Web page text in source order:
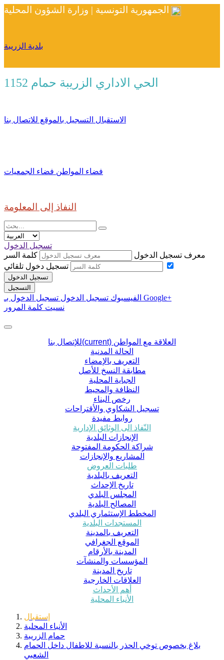
الجمهورية التونسية | وزارة الشؤون المحلية
بلدية الزريبة
الحي الاداري الزريبة حمام 1152
الاستقبال التسجيل بالموقع للاتصال بنا
فضاء المواطن فضاء الجمعيات
النفاذ إلى المعلومة
تسجيل الدخول
معرف تسجيل الدخول
كلمة السر
تسجيل دخول تلقائي
تسجيل الدخول
التسجيل
الفيسبوك تسجيل الدخول تسجيل الدخول بـ Google+
نسيت كلمة المرور
للإتصال بنا(current) العلاقة مع المواطن
الحالة المدنية
التعريف بالإمضاء
مطابقة النسخ للأصل
الجباية المحلية
النظافة والمحيط
رخص البناء
تسجيل الشكاوي والأقتراحات
روابط مفيدة
النّفاذ الى الوثائق الإدارية
الإنجازات البلدية
شراكة الحكومة المفتوحة
المشاريع والإنجازات
طلبات العروض
التعريف بالبلدية
تاريخ الإحداث
المجلس البلدي
المصالح البلدية
المخطط الإستثماري البلدي
المستجدات البلدية
التعريف بالمدينة
الموقع الجغرافي
المدينة بالأرقام
المؤسسات والمنشآت
تاريخ المدينة
العلاقات الخارجية
أهم الأحداث
الأنباء المحلية
إستقبال
الأنباء المحلية
حمام الزريبة
بلاغ بخصوص توخي الحذر بالنسبة للاطفال داخل الحمام
الشعبي